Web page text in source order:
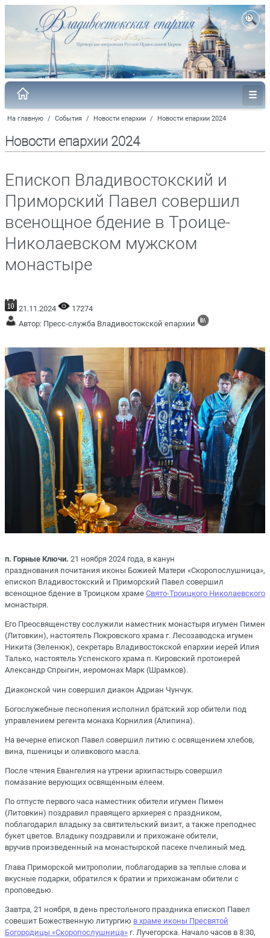
На главную / События / Новости епархии / Новости епархии 2024
Новости епархии 2024
Епископ Владивостокский и
Приморский Павел совершил
всенощное бдение в Троице-
Николаевском мужском
монастыре
21.11.2024
17274
Автор: Пресс-служба Владивостокской епархии
п. Горные Ключи. 21 ноября 2024 года, в канун
празднования почитания иконы Божией Матери «Скоропослушница»,
епископ Владивостокский и Приморский Павел совершил
всенощное бдение в Троицком храме Свято-Троицкого Николаевского
монастыря.
Его Преосвященству сослужили наместник монастыря игумен Пимен
(Литовкин), настоятель Покровского храма г. Лесозаводска игумен
Никита (Зеленюк), секретарь Владивостокской епархии иерей Илия
Талько, настоятель Успенского храма п. Кировский протоиерей
Александр Спрыгин, иеромонах Марк (Шрамков).
Диаконской чин совершил диакон Адриан Чунчук.
Богослужебные песнопения исполнил братский хор обители под
управлением регента монаха Корнилия (Алипина).
На вечерне епископ Павел совершил литию с освящением хлебов,
вина, пшеницы и оливкового масла.
После чтения Евангелия на утрени архипастырь совершил
помазание верующих освященным елеем.
По отпусте первого часа наместник обители игумен Пимен
(Литовкин) поздравил правящего архиерея с праздником,
поблагодарил владыку за святительский визит, а также преподнес
букет цветов. Владыку поздравили и прихожане обители,
вручив произведенный на монастырской пасеке пчелиный мед.
Глава Приморской митрополии, поблагодарив за теплые слова и
вкусные подарки, обратился к братии и прихожанам обители с
проповедью.
Завтра, 21 ноября, в день престольного праздника епископ Павел
совешит Божественную литургию в храме иконы Пресвятой
Богородицы «Скоропослушница» г. Лучегорска. Начало часов в 8:30,